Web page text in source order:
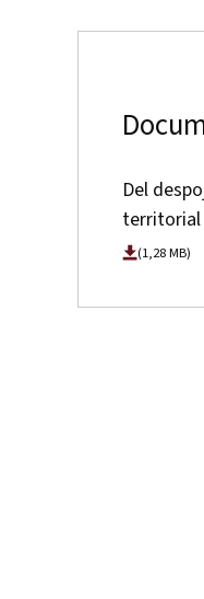
Del
territorial
(1,28 MB)